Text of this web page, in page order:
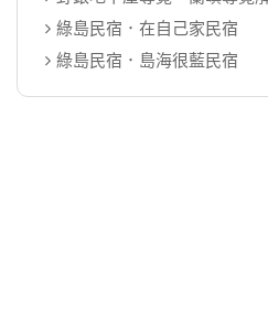
綠島民宿．在自己家民宿
綠島民宿．島海很藍民宿